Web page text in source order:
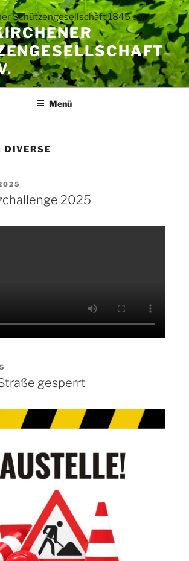
Menü
DIVERSE
2025
gesperrt